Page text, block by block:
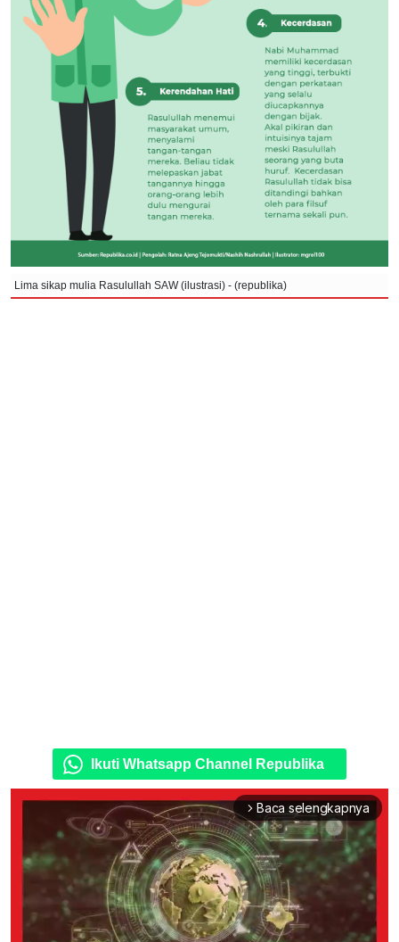
Lima sikap mulia Rasulullah SAW (ilustrasi) - (republika)
Ikuti Whatsapp Channel Republika
arrow_forward_ios Baca selengkapnya